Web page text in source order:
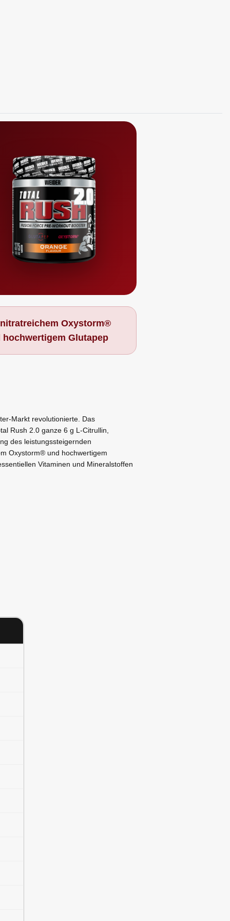
Oxystorm®
hochwertigem Glutapep
Markt revolutionierte. Das
Rush 2.0 ganze 6 g L-Citrullin,
des leistungssteigernden
Oxystorm® und hochwertigem
Vitaminen und Mineralstoffen